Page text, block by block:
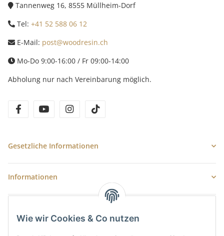
Wie wir Cookies & Co nutzen
Tannenweg 16, 8555 Müllheim-Dorf
Tel: +41 52 588 06 12
E-Mail: post@woodresin.ch
Mo-Do 9:00-16:00 / Fr 09:00-14:00
Abholung nur nach Vereinbarung möglich.
facebookyoutube instagram
Gesetzliche Informationen
Informationen
E-Mail-Adresse